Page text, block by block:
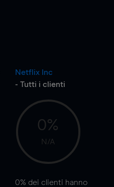
Netflix Inc
- Tutti i clienti
0%
N/A
0% dei clienti hanno